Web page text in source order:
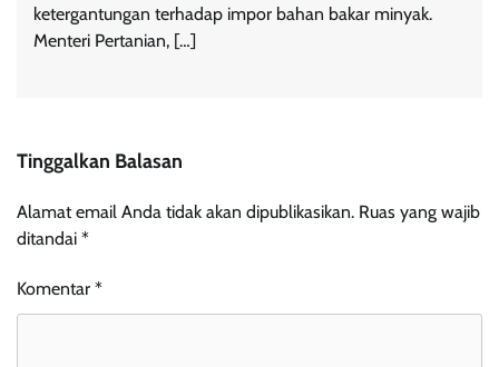
ketergantungan terhadap impor bahan bakar minyak.
Menteri Pertanian, […]
Tinggalkan Balasan
Alamat email Anda tidak akan dipublikasikan. Ruas yang wajib
ditandai *
Komentar *